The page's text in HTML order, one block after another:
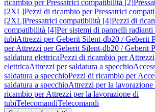
ricambio per Pressatrici compatibilità [2]
[2XL]Pezzi di ricambio per Pressatrici
[2XL]Pressatrici compatibilità [4]Pezzi di
compatibilità [4]Per sistemi di pannelli radianti
tubiAttrezzi per Geberit Silent-db20 / Geberit
per Attrezzi per Geberit Silent-db20 / Geberit
saldatura elettricaPezzi di ricambio per
elettricaAttrezzi per saldatura a specchio
saldatura a specchioPezzi di ricambio per
saldatura a specchioAttrezzi per la
ricambio per Attrezzi per la lavorazione di
tubiTelecomandiTelecomandi